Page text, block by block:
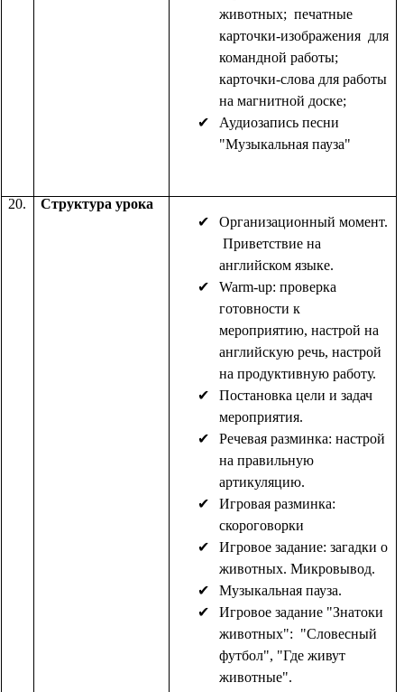
животных; печатные
карточки-изображения для
командной работы;
карточки-слова для работы
на магнитной доске;
Аудиозапись песни
"Музыкальная пауза"
20.
Структура урока
Организационный момент.
Приветствие на
английском языке.
Warm-up: проверка
готовности к
мероприятию, настрой на
английскую речь, настрой
на продуктивную работу.
Постановка цели и задач
мероприятия.
Речевая разминка: настрой
на правильную
артикуляцию.
Игровая разминка:
скороговорки
Игровое задание: загадки о
животных. Микровывод.
Музыкальная пауза.
Игровое задание "Знатоки
животных": "Словесный
футбол", "Где живут
животные".